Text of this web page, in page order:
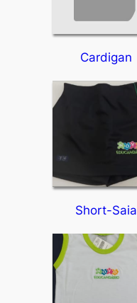
Cardigan
Short-Saia